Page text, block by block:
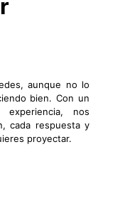
aunque no lo
bien. Con un
nos
cada respuesta y
proyectar.